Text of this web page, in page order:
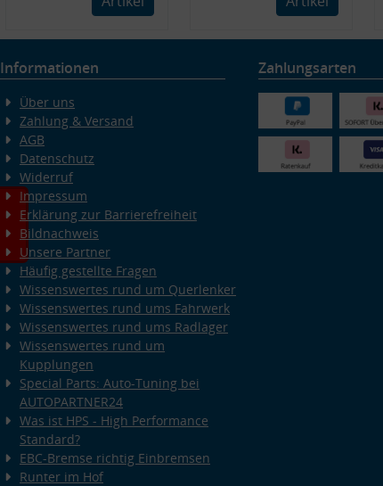
Informationen
Über uns
Zahlung & Versand
AGB
Datenschutz
Widerruf
Impressum
Erklärung zur Barrierefreiheit
Bildnachweis
Unsere Partner
Häufig gestellte Fragen
Wissenswertes rund um Querlenker
Wissenswertes rund ums Fahrwerk
Wissenswertes rund ums Radlager
Wissenswertes rund um
Kupplungen
Special Parts: Auto-Tuning bei
AUTOPARTNER24
Was ist HPS - High Performance
Standard?
EBC-Bremse richtig Einbremsen
Runter im Hof
Zahlungsarten